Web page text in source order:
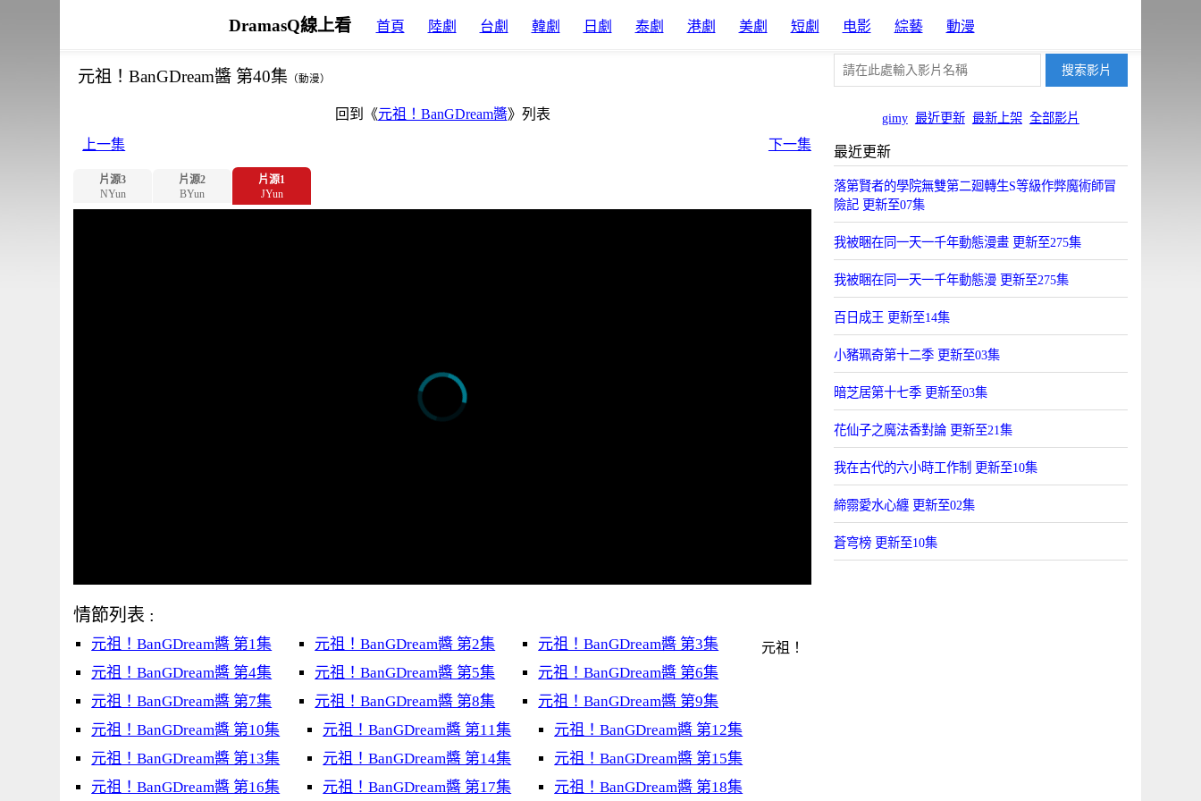
DramasQ線上看 首頁 陸劇 台劇 韓劇 日劇 泰劇 港劇 美劇 短劇 电影 綜藝 動漫
gimy 最近更新 最新上架 全部影片
元祖！BanGDream醬 第40集 （動漫）
回到《元祖！BanGDream醬》列表
上一集
下一集
片源3
NYun
片源2
BYun
片源1
JYun
情節列表 :
元祖！BanGDream醬 第1集 元祖！BanGDream醬 第2集
元祖！BanGDream醬 第3集
元祖！BanGDream醬 第4集
元祖！BanGDream醬 第5集
元祖！BanGDream醬 第6集
元祖！BanGDream醬 第7集
元祖！BanGDream醬 第8集
元祖！BanGDream醬 第9集
元祖！BanGDream醬 第10集
元祖！BanGDream醬 第11集
元祖！BanGDream醬 第12集
元祖！BanGDream醬 第13集
元祖！BanGDream醬 第14集
元祖！BanGDream醬 第15集
元祖！BanGDream醬 第16集
元祖！BanGDream醬 第17集 元祖！BanGDream醬 第18集
元祖！
最近更新
落第賢者的學院無雙第二廻轉生S等級作弊魔術師冒
險記 更新至07集
我被睏在同一天一千年動態漫畫 更新至275集
我被睏在同一天一千年動態漫 更新至275集
百日成王 更新至14集
小豬珮奇第十二季 更新至03集
暗芝居第十七季 更新至03集
花仙子之魔法香對論 更新至21集
我在古代的六小時工作制 更新至10集
締霛愛水心纏 更新至02集
蒼穹榜 更新至10集